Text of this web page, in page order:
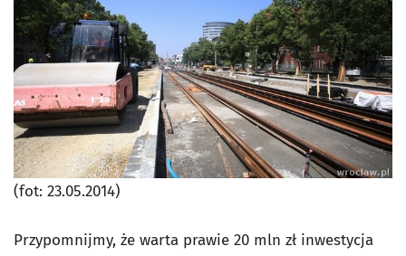
(fot: 23.05.2014)
Przypomnijmy, że warta prawie 20 mln zł inwestycja